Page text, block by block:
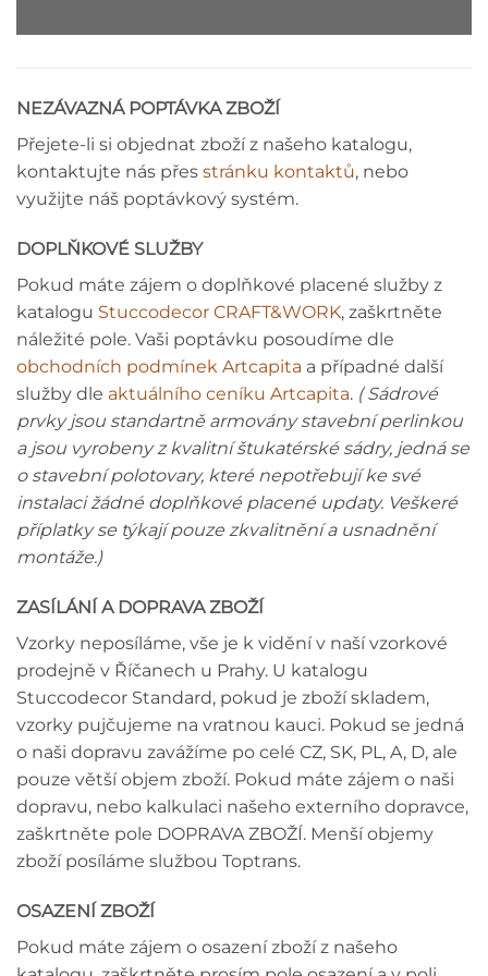
NEZÁVAZNÁ POPTÁVKA ZBOŽÍ
Přejete-li si objednat zboží z našeho katalogu,
kontaktujte nás přes stránku kontaktů, nebo
využijte náš poptávkový systém.
DOPLŇKOVÉ SLUŽBY
Pokud máte zájem o doplňkové placené služby z
katalogu Stuccodecor CRAFT&WORK, zaškrtněte
náležité pole. Vaši poptávku posoudíme dle
obchodních podmínek Artcapita a případné další
služby dle aktuálního ceníku Artcapita. ( Sádrové
prvky jsou standartně armovány stavební perlinkou
a jsou vyrobeny z kvalitní štukatérské sádry, jedná se
o stavební polotovary, které nepotřebují ke své
instalaci žádné doplňkové placené updaty. Veškeré
příplatky se týkají pouze zkvalitnění a usnadnění
montáže.)
ZASÍLÁNÍ A DOPRAVA ZBOŽÍ
Vzorky neposíláme, vše je k vidění v naší vzorkové
prodejně v Říčanech u Prahy. U katalogu
Stuccodecor Standard, pokud je zboží skladem,
vzorky pujčujeme na vratnou kauci. Pokud se jedná
o naši dopravu zavážíme po celé CZ, SK, PL, A, D, ale
pouze větší objem zboží. Pokud máte zájem o naši
dopravu, nebo kalkulaci našeho externího dopravce,
zaškrtněte pole DOPRAVA ZBOŽÍ. Menší objemy
zboží posíláme službou Toptrans.
OSAZENÍ ZBOŽÍ
Pokud máte zájem o osazení zboží z našeho